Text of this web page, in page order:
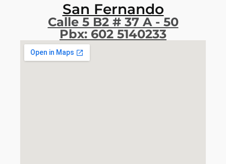
San Fernando
Calle 5 B2 # 37 A - 50
Pbx: 602 5140233